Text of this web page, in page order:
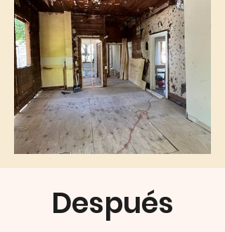
Después